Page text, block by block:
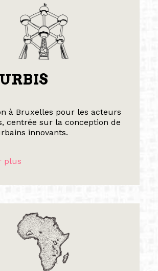
à Bruxelles pour les acteurs
centrée sur la conception de
innovants.
plus